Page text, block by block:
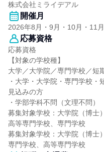
株式会社ミライデアル
開催月
2026年8月・9月・10月・11
応募資格
応募資格
【対象の学校種】
大学／大学院／専門学校／短
・大学・大学院・専門学校・
見込みの方
・学部学科不問（文理不問）
募集対象学校：大学院（博士
高等専門学校、専門学校
募集対象学校：大学院（博士
専門学校、高等専門学校